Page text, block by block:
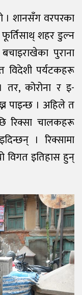
। शानसँग वरपरका
शहर डुल्न
पुराना
विदेशी पर्यटकहरू
तर, कोरोना र इ-
पाइन्छ । अहिले त
रिक्सा चालकहरू
। रिक्सामा
विगत इतिहास हुन्